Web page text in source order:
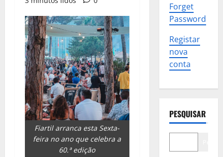
Fiartil arranca esta Sexta-
feira no ano que celebra a
60.ª edição
Forget
Password
Registar
nova
conta
PESQUISAR